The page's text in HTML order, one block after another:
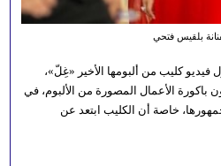
بلقيس فتحي
كليب من ألبومها الأخير «غِلّ»،
باكورة الأعمال المصورة من الألبوم، في
خاصة أن الكليب ابتعد عن